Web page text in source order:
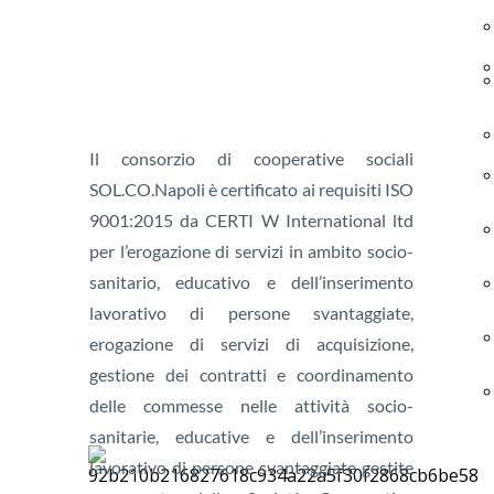
Il consorzio di cooperative sociali
SOL.CO.Napoli è certificato ai requisiti ISO
9001:2015 da CERTI W International ltd
per l’erogazione di servizi in ambito socio-
sanitario, educativo e dell’inserimento
lavorativo di persone svantaggiate,
erogazione di servizi di acquisizione,
gestione dei contratti e coordinamento
delle commesse nelle attività socio-
sanitarie, educative e dell’inserimento
lavorativo di persone svantaggiate gestite